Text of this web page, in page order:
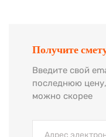
Получите
Введите свой
последнюю
можно скорее